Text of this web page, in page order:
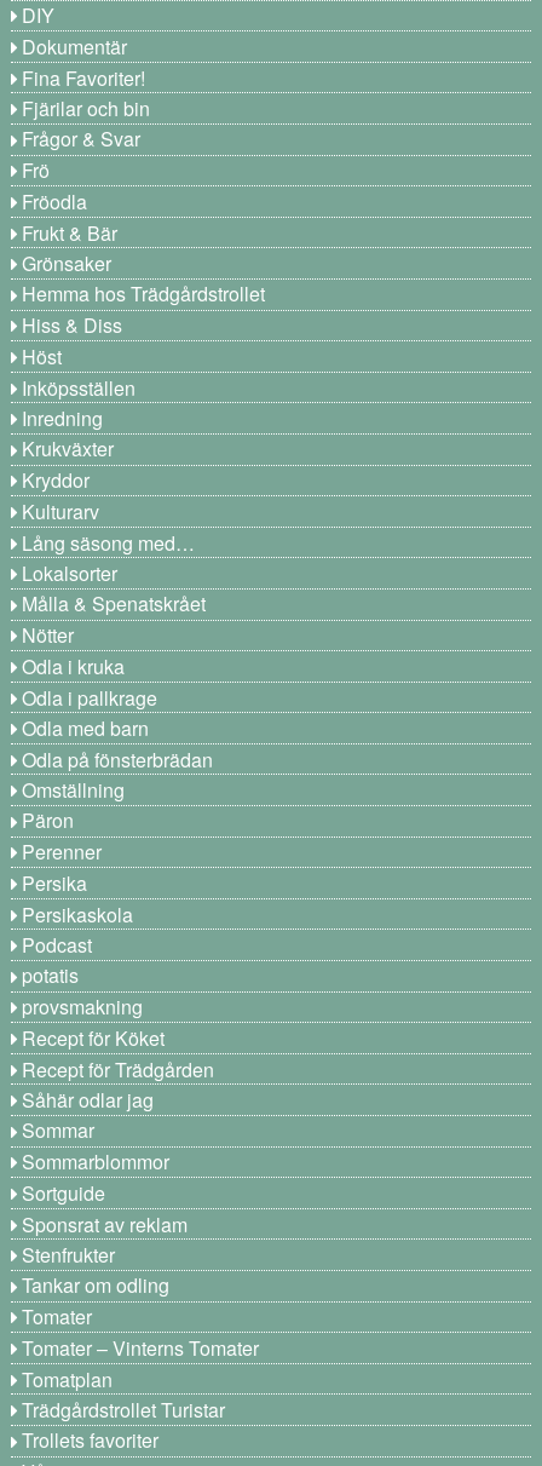
DIY
Dokumentär
Fina Favoriter!
Fjärilar och bin
Frågor & Svar
Frö
Fröodla
Frukt & Bär
Grönsaker
Hemma hos Trädgårdstrollet
Hiss & Diss
Höst
Inköpsställen
Inredning
Krukväxter
Kryddor
Kulturarv
Lång säsong med…
Lokalsorter
Målla & Spenatskrået
Nötter
Odla i kruka
Odla i pallkrage
Odla med barn
Odla på fönsterbrädan
Omställning
Päron
Perenner
Persika
Persikaskola
Podcast
potatis
provsmakning
Recept för Köket
Recept för Trädgården
Såhär odlar jag
Sommar
Sommarblommor
Sortguide
Sponsrat av reklam
Stenfrukter
Tankar om odling
Tomater
Tomater – Vinterns Tomater
Tomatplan
Trädgårdstrollet Turistar
Trollets favoriter